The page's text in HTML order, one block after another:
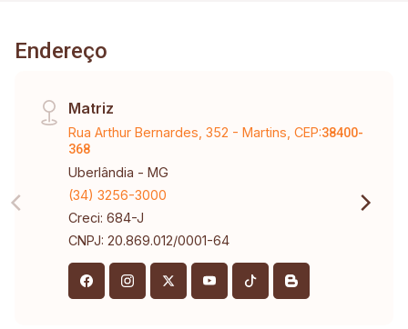
Endereço
Matriz
Rua Arthur Bernardes, 352 - Martins, CEP:38400-
368
Uberlândia - MG
(34) 3256-3000
Creci: 684-J
CNPJ: 20.869.012/0001-64